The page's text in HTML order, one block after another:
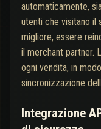
automaticamente,
utenti che visitano il
migliore, essere
il merchant partner.
ogni vendita, in
sincronizzazione
Integrazione